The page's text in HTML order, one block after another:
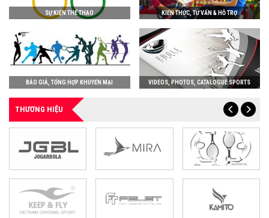
SỰ KIỆN THỂ THAO KIẾN THỨC, TƯ VẤN & HỖ TRỢ
BÁO GIÁ, TỔNG HỢP KHUYẾN MẠI VIDEOS, PHOTOS, CATALOGUE SPORTS
THƯƠNG HIỆU